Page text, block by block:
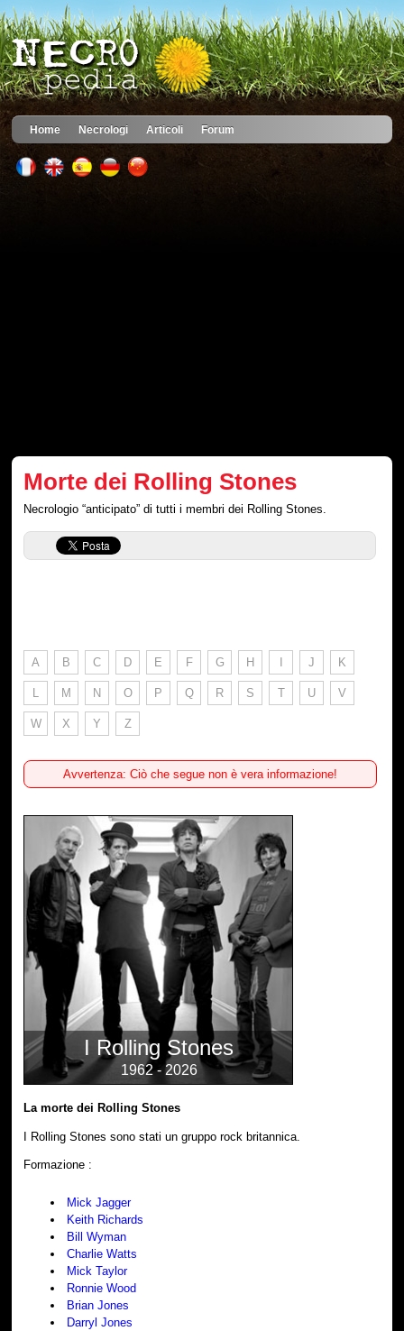
Home Necrologi Articoli Forum
Morte dei Rolling Stones
Necrologio “anticipato” di tutti i membri dei Rolling Stones.
A B C D E F G H I J K
L M N O P Q R S T U V
W X Y Z
Avvertenza: Ciò che segue non è vera informazione!
I Rolling Stones
1962 - 2026
La morte dei Rolling Stones
I Rolling Stones sono stati un gruppo rock britannica.
Formazione :
Mick Jagger
Keith Richards
Bill Wyman
Charlie Watts
Mick Taylor
Ronnie Wood
Brian Jones
Darryl Jones